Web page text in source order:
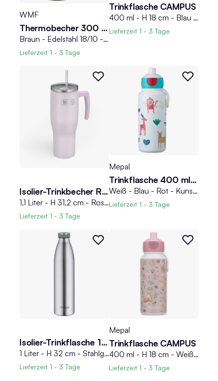
WMF
Thermobecher 300 ml IMPULSE TRAVEL MUG
Braun - Edelstahl 18/10 - Polypropylen - 300 ml - doppelwandig - mit Henkel
Lieferzeit 1 - 3 Tage
Trinkflasche CAMPUS
400 ml - H 18 cm - Blau - Kunststoff - Silikon
Lieferzeit 1 - 3 Tage
Isolier-Trinkbecher REFRESHING
1,1 Liter - H 31,2 cm - Rosa matt - Edelstahl 18/8 - mit Deckel und Strohhalm
Lieferzeit 1 - 3 Tage
Mepal
Trinkflasche 400 ml CAMPUS
Weiß - Blau - Rot - Kunststoff - Silikon - 400 ml - H 18 cm
Lieferzeit 1 - 3 Tage
Isolier-Trinkflasche 1 Liter THERMOCAFE
1 Liter - H 32 cm - Stahlgrau matt - Edelstahl 18/8 - mit Drehverschluss
Lieferzeit 1 - 3 Tage
Mepal
Trinkflasche CAMPUS
400 ml - H 18 cm - Weiß - Rosa - Kunststoff - Silikon
Lieferzeit 1 - 3 Tage